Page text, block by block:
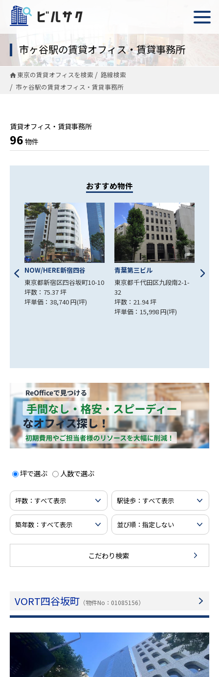
市ヶ谷駅の賃貸オフィス・賃貸事務所
東京の賃貸オフィスを検索
路線検索
市ヶ谷駅の賃貸オフィス・賃貸事務所
賃貸オフィス・賃貸事務所
96物件
おすすめ物件
青葉第三ビル
東京都千代田区九段南2-1-
32
坪数：21.94 坪
南信堂ビル
東京都千代田区九段南3-7-7
坪数：19 坪
坪単価：12,500 円(坪)
坪で選ぶ 人数で選ぶ
こだわり検索
VORT四谷坂町 （物件No：01085156）